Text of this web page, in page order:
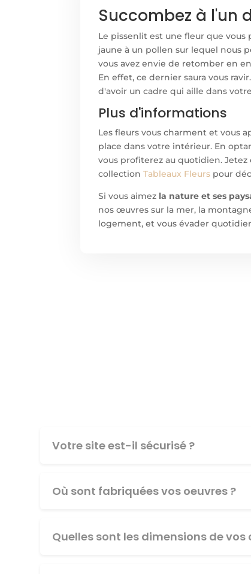
Succombez à l'un
Le pissenlit est une fleur que vous
jaune à un pollen sur lequel nous
vous avez envie de retomber en
En effet, ce dernier saura vous
d'avoir un cadre qui aille dans
Plus d'informations
Les fleurs vous charment et vous
place dans votre intérieur. En
vous profiterez au quotidien.
collectionTableaux Fleurs pour
Si vous aimez la nature et ses
nos œuvres sur la mer, la
logement, et vous évader
Votre site est-il sécurisé ?
Où sont fabriquées vos oeuvres ?
Quelles sont les dimensions de vos